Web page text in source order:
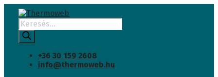
Kilépés
tartalomba
Products
search
+36 30 159 2608
info@thermoweb.hu